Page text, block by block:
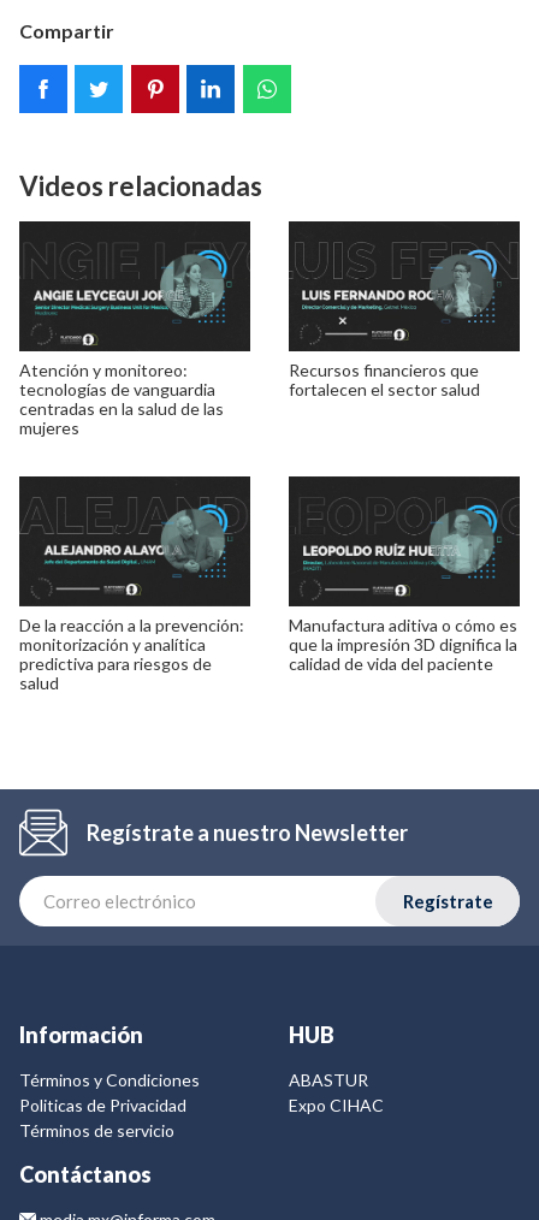
Compartir
Videos relacionadas
Atención y monitoreo:
tecnologías de vanguardia
centradas en la salud de las
mujeres
Recursos financieros que
fortalecen el sector salud
De la reacción a la prevención:
monitorización y analítica
predictiva para riesgos de
salud
Manufactura aditiva o cómo es
que la impresión 3D dignifica la
calidad de vida del paciente
Regístrate a nuestro Newsletter
Regístrate
Información
Términos y Condiciones
Politicas de Privacidad
Términos de servicio
HUB
ABASTUR
Expo CIHAC
Contáctanos